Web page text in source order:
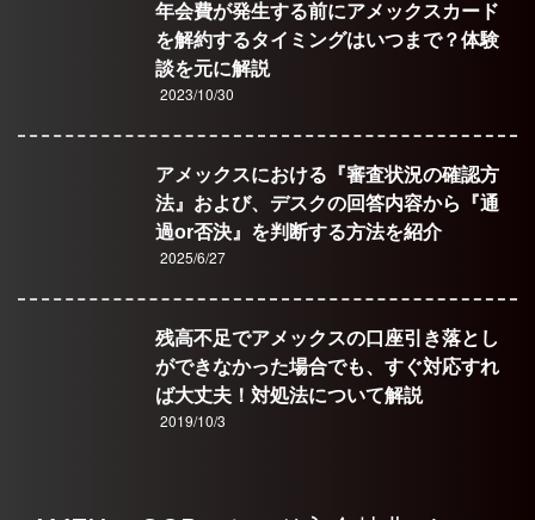
年会費が発生する前にアメックスカード
を解約するタイミングはいつまで？体験
談を元に解説
2023/10/30
アメックスにおける『審査状況の確認方
法』および、デスクの回答内容から『通
過or否決』を判断する方法を紹介
2025/6/27
残高不足でアメックスの口座引き落とし
ができなかった場合でも、すぐ対応すれ
ば大丈夫！対処法について解説
2019/10/3